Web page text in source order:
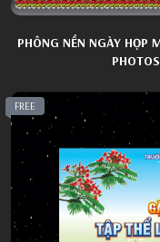
PHÔNG NỀN NGÀY HỌP
FREE